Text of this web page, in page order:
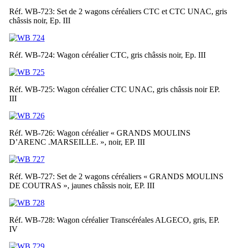
Réf. WB-723: Set de 2 wagons céréaliers CTC et CTC UNAC, gris
châssis noir, Ep. III
Réf. WB-724: Wagon céréalier CTC, gris châssis noir, Ep. III
Réf. WB-725: Wagon céréalier CTC UNAC, gris châssis noir EP.
III
Réf. WB-726: Wagon céréalier « GRANDS MOULINS
D’ARENC .MARSEILLE. », noir, EP. III
Réf. WB-727: Set de 2 wagons céréaliers « GRANDS MOULINS
DE COUTRAS », jaunes châssis noir, EP. III
Réf. WB-728: Wagon céréalier Transcéréales ALGECO, gris, EP.
IV